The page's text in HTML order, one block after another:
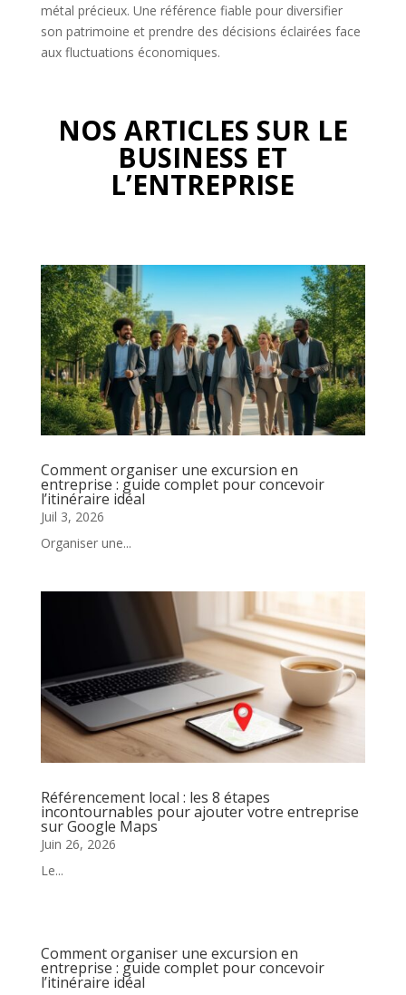
métal précieux. Une référence fiable pour diversifier
son patrimoine et prendre des décisions éclairées face
aux fluctuations économiques.
NOS ARTICLES SUR LE
BUSINESS ET
L’ENTREPRISE
Comment organiser une excursion en
entreprise : guide complet pour concevoir
l’itinéraire idéal
Juil 3, 2026
Organiser une...
Référencement local : les 8 étapes
incontournables pour ajouter votre entreprise
sur Google Maps
Juin 26, 2026
Le...
Comment organiser une excursion en
entreprise : guide complet pour concevoir
l’itinéraire idéal